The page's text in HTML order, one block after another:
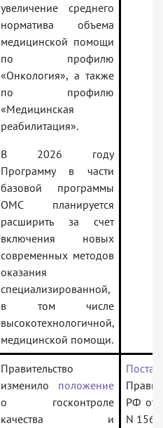
увеличение среднего
норматива объема
медицинской помощи
по профилю
«Онкология», а также
по профилю
«Медицинская
реабилитация».
В 2026 году
Программу в части
базовой программы
ОМС планируется
расширить за счет
включения новых
современных методов
оказания
специализированной,
в том числе
высокотехнологичной,
медицинской помощи.
Правительство
изменило положение
о госконтроле
качества и
РФ от
N 1560